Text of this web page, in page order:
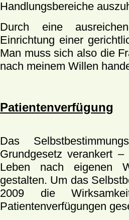
Handlungsbereiche
Durch eine
Einrichtung einer
Man muss sich also die
nach meinem Willen
Patientenverfügung
Das
Grundgesetz verankert
Leben nach eigenen
gestalten. Um das
2009 die
Patientenverfügungen